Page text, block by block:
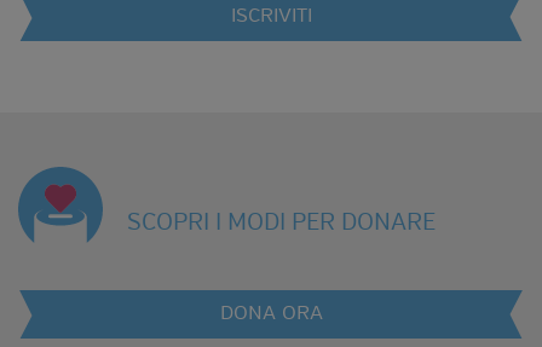
ISCRIVITI
SCOPRI I MODI PER DONARE
DONA ORA